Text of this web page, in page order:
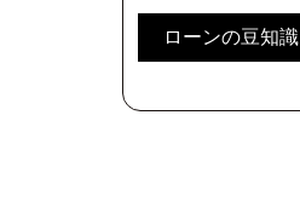
ローンの豆知識